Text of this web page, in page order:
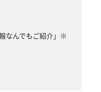
なんでもご紹介」※